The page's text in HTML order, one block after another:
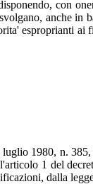
con
anche in
esproprianti
1980, n.
1 del
dalla